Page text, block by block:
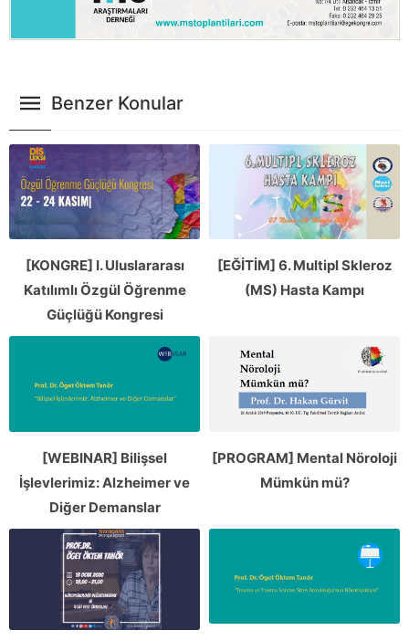
Benzer Konular
[KONGRE] I. Uluslararası
Katılımlı Özgül Öğrenme
Güçlüğü Kongresi
[EĞİTİM] 6. Multipl Skleroz
(MS) Hasta Kampı
[WEBINAR] Bilişsel
İşlevlerimiz: Alzheimer ve
Diğer Demanslar
[PROGRAM] Mental Nöroloji
Mümkün mü?